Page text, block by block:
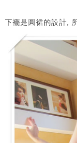
下襬是圓裙的設計,